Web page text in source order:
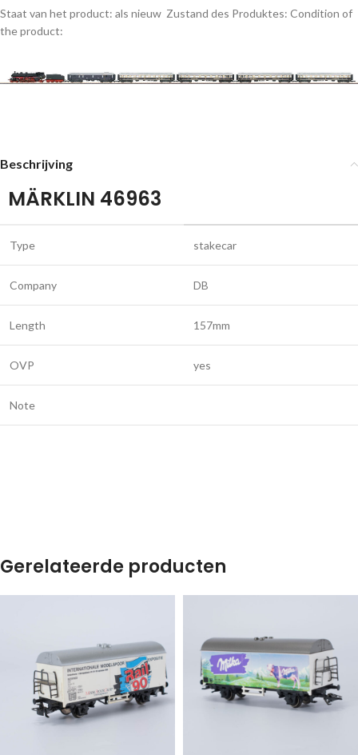
Staat van het product: als nieuw Zustand des Produktes: Condition of
the product:
Beschrijving
MÄRKLIN 46963
Type stakecar
Company DB
Length 157mm
OVP yes
Note
Gerelateerde producten